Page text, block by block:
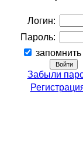
Логин:
Пароль:
Забыли